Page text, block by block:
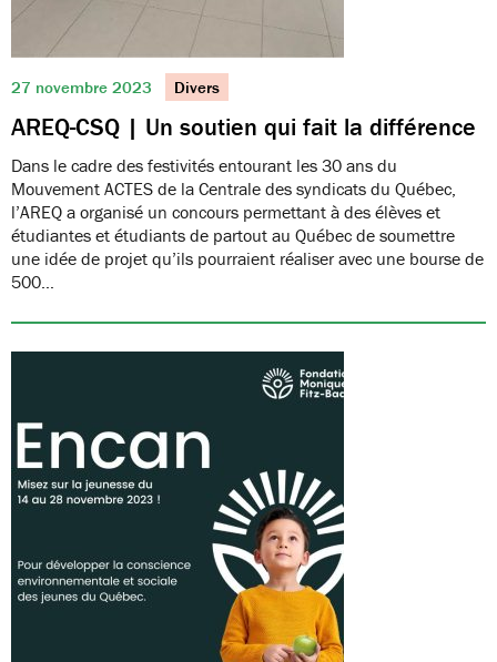
27 novembre 2023 Divers
AREQ-CSQ | Un soutien qui fait la différence
Dans le cadre des festivités entourant les 30 ans du
Mouvement ACTES de la Centrale des syndicats du Québec,
l’AREQ a organisé un concours permettant à des élèves et
étudiantes et étudiants de partout au Québec de soumettre
une idée de projet qu’ils pourraient réaliser avec une bourse de
500…